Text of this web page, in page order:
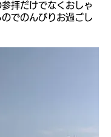
拝だけでなくおしゃ
でのんびりお過ごし